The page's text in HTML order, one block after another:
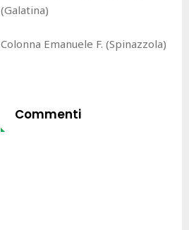
(Galatina)
Colonna Emanuele F. (Spinazzola)
Commenti